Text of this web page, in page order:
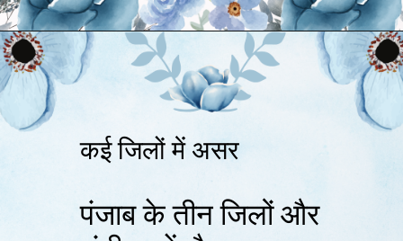
कई जिलों में असर
पंजाब के तीन जिलों और